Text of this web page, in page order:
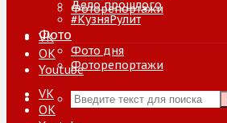
Фоторепортажи
VK
ОК
Youtube
Дело прошлого
#КузняРулит
Фото
Фото дня
Фоторепортажи
VK
ОК